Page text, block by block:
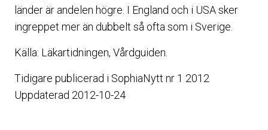
länder är andelen högre. I England och i USA sker
ingreppet mer än dubbelt så ofta som i Sverige.
Källa: Läkartidningen, Vårdguiden.
Tidigare publicerad i SophiaNytt nr 1 2012
Uppdaterad 2012-10-24